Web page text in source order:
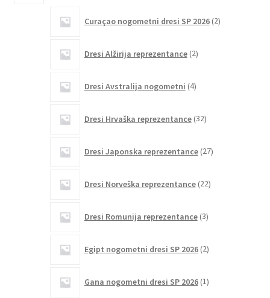
Curaçao nogometni dresi SP 2026 2izdelka
Dresi Alžirija reprezentance 2izdelka
Dresi Avstralija nogometni 4izdelki
Dresi Hrvaška reprezentance 32izdelkov
Dresi Japonska reprezentance 27izdelkov
Dresi Norveška reprezentance 22izdelkov
Dresi Romunija reprezentance 3izdelki
Egipt nogometni dresi SP 2026 2izdelka
Gana nogometni dresi SP 2026 1izdelek